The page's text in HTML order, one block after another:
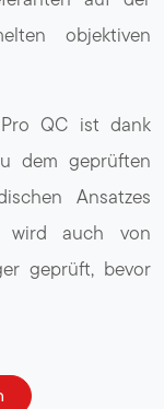
objektiven
QC ist dank
dem geprüften
Ansatzes
wird auch von
geprüft, bevor